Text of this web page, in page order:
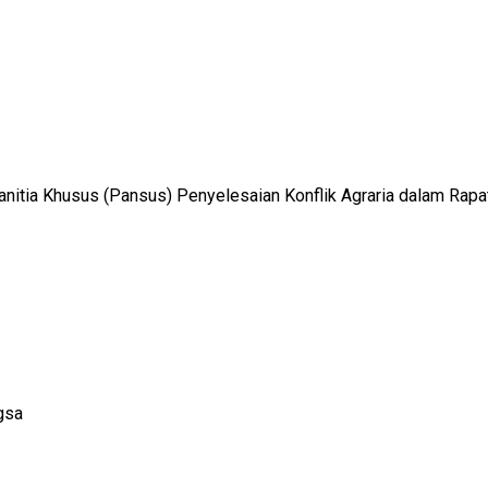
Khusus (Pansus) Penyelesaian Konflik Agraria dalam